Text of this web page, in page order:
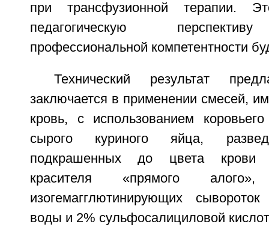
при трансфузионной терапии.
педагогическую
профессиональной компетентности
Технический результат
заключается в применении смесей,
кровь, с использованием
сырого куриного яйца,
подкрашенных до цвета крови
красителя «прямого
изогемагглютинирующих
воды и 2% сульфосалициловой